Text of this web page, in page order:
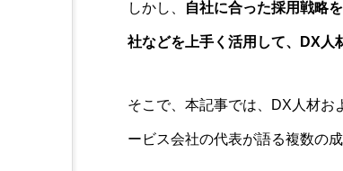
しかし、 自社に合った採用戦略
社などを上手く活用して、DX人
そこで、本記事では、DX人材お
ービス会社の代表が語る複数の